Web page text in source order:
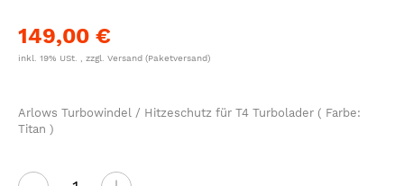
149,00 €
inkl. 19% USt. , zzgl. Versand (Paketversand)
Arlows Turbowindel / Hitzeschutz für T4 Turbolader ( Farbe:
Titan )